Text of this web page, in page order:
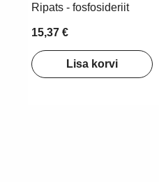
Ripats - fosfosideriit
15,37 €
Lisa korvi